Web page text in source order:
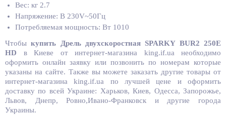
Вес: кг 2.7
Напряжение: В 230V~50Гц
Потребляемая мощность: Вт 1010
Чтобыкупить
Дрель двухскоростная SPARKY BUR2 250E
HD в Киеве от интернет-магазина king.if.ua необходимо
оформить онлайн заявку или позвонить по номерам которые
указаны на сайте. Также вы можете заказать другие товары от
интернет-магазина king.if.ua по лучшей цене и оформить
доставку по всей Украине: Харьков, Киев, Одесса, Запорожье,
Львов, Днепр, Ровно,Ивано-Франковск и другие города
Украины.